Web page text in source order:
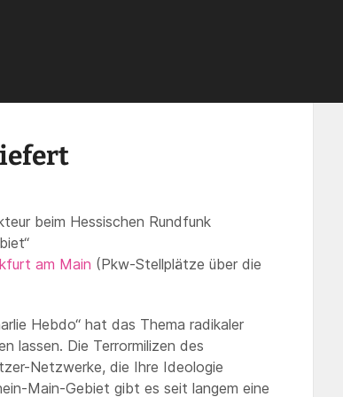
beim Hessischen Rundfunk
am Main (Pkw-Stellplätze über die
Hebdo“ hat das Thema radikaler
lassen. Die Terrormilizen des
Netzwerke, die Ihre Ideologie
Main-Gebiet gibt es seit langem eine